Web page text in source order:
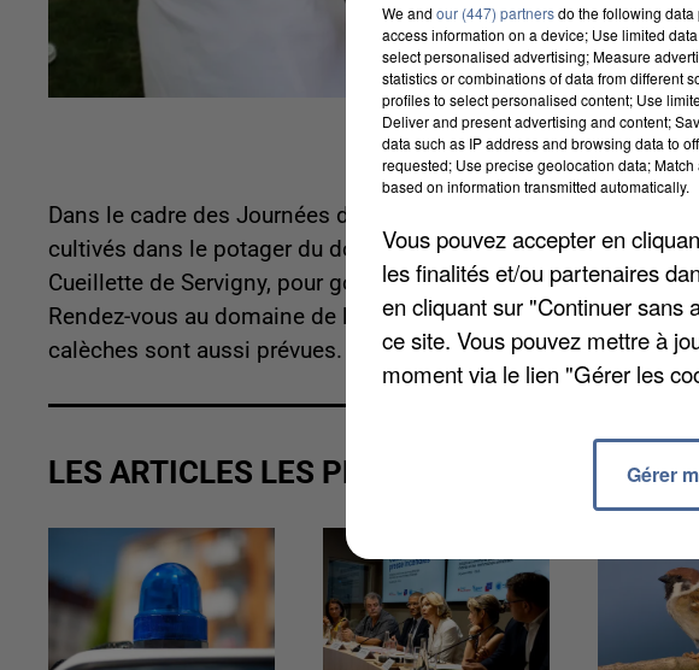
Dans le cadre des Journées du patrimoine, et si vous alliez à
cultivés dans le potager du domaine de la Grange - la Prévôté
Cueillette de Servigny, pour goûter les mets préparés par les
Rendez-vous au domaine de la Grange, le dimanche 18
calèches sont aussi prévues. Plus d'infos au 01 60 63 29 40.
LES ARTICLES LES PLUS VUS
We and our (447) partnersdo the following
access information on a device; Use limited
select personalised advertising; Measure
statistics or combinations of data from different
profiles to select personalised content; Use
Deliver and present advertising and content;
data such as IP address and browsing data to
requested; Use precise geolocation data;
based on information transmitted automatically.
Vous pouvez accepter en
les finalités et/ou partenaires
en cliquant sur "Continuer sans
ce site. Vous pouvez mettre à
moment via le lien "Gérer les
Gérer